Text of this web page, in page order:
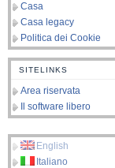
Casa
Casa legacy
Politica dei Cookie
SITELINKS
Area riservata
Il software libero
English
Italiano